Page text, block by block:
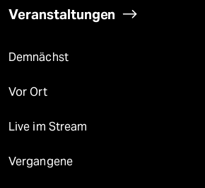
Veranstaltungen
Demnächst
Vor Ort
Live im Stream
Vergangene